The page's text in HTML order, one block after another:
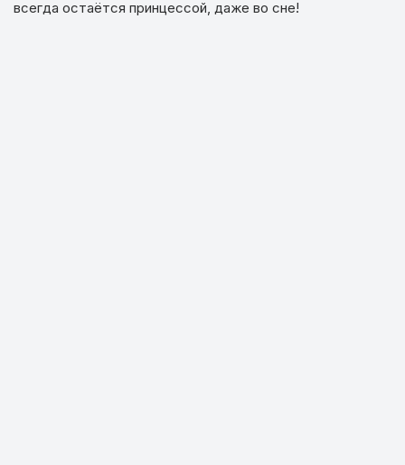
всегда остаётся принцессой, даже во сне!